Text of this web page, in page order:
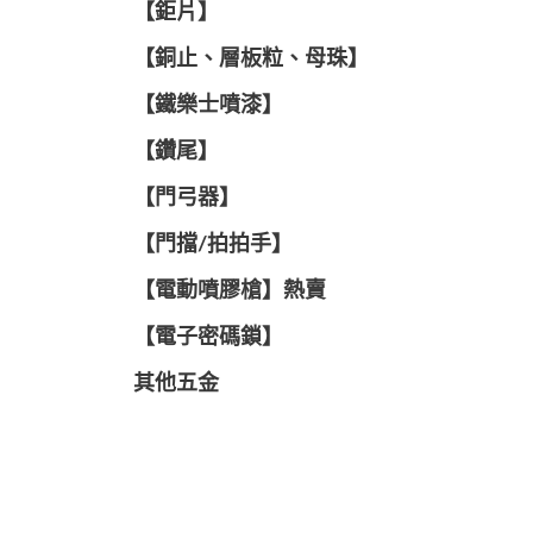
【鉅片】
【銅止、層板粒、母珠】
【鐵樂士噴漆】
【鑽尾】
【門弓器】
【門擋/拍拍手】
【電動噴膠槍】熱賣
【電子密碼鎖】
其他五金